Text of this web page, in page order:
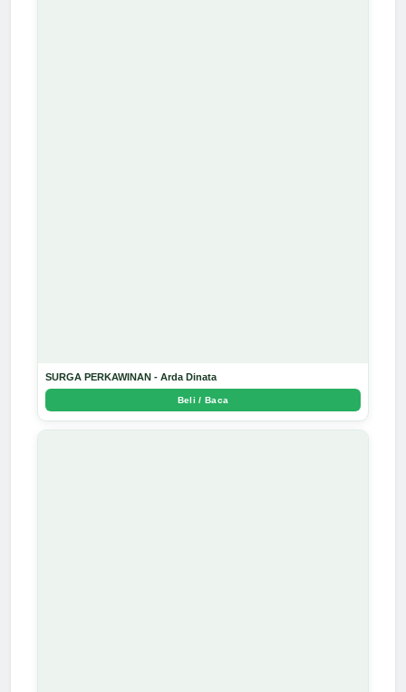
SURGA PERKAWINAN - Arda Dinata
Beli / Baca